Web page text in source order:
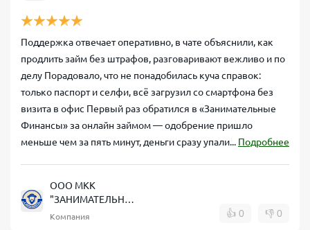
Поддержка отвечает оперативно, в чате объяснили, как
продлить займ без штрафов, разговаривают вежливо и по
делу Порадовало, что не понадобилась куча справок:
только паспорт и селфи, всё загрузил со смартфона без
визита в офис Первый раз обратился в «Занимательные
Финансы» за онлайн займом — одобрение пришло
меньше чем за пять минут, деньги сразу упали... Подробнее
ООО МКК
"ЗАНИМАТЕЛЬНЫЕ
ФИНАНСЫ"
Компания 👍 0 👎 0